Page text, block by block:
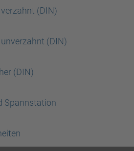
(DIN)
(DIN)
(DIN)
Spannstation